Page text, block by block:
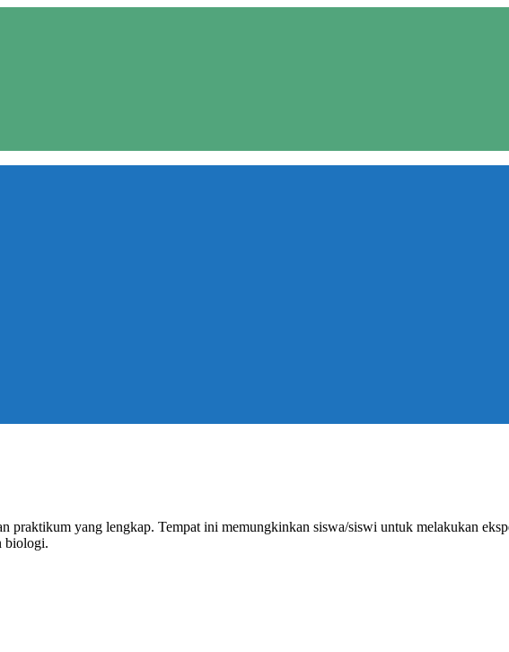
praktikum yang lengkap. Tempat ini memungkinkan siswa/siswi untuk melakukan
biologi.